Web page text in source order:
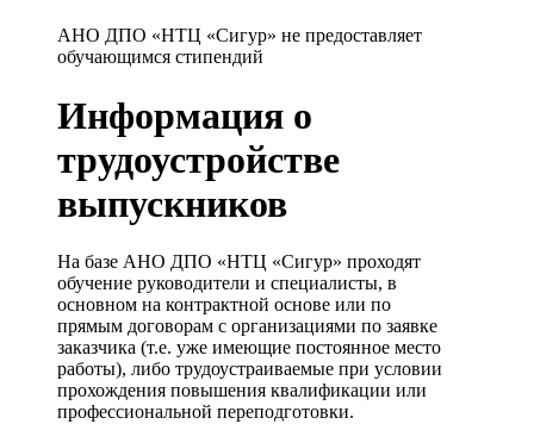
АНО ДПО «НТЦ «Сигур» не предоставляет
обучающимся стипендий
Информация о
трудоустройстве
выпускников
На базе АНО ДПО «НТЦ «Сигур» проходят
обучение руководители и специалисты, в
основном на контрактной основе или по
прямым договорам с организациями по заявке
заказчика (т.е. уже имеющие постоянное место
работы), либо трудоустраиваемые при условии
прохождения повышения квалификации или
профессиональной переподготовки.